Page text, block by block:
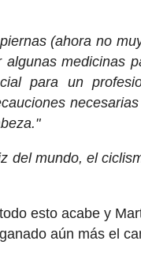
(ahora no
medicinas
para un
del mundo, el
esto acabe y
aún más el